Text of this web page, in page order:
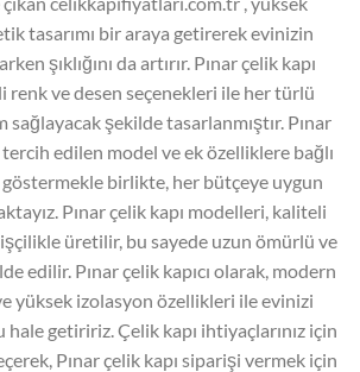
tasarımı bir araya getirerek evinizin
şıklığını da artırır. Pınar çelik kapı
renk ve desen seçenekleri ile her türlü
şekilde tasarlanmıştır. Pınar
tercih edilen model ve ek özelliklere bağlı
birlikte, her bütçeye uygun
Pınar çelik kapı modelleri, kaliteli
üretilir, bu sayede uzun ömürlü ve
edilir. Pınar çelik kapıcı olarak, modern
yüksek izolasyon özellikleri ile evinizi
getiririz. Çelik kapı ihtiyaçlarınız için
Pınar çelik kapı siparişi vermek için